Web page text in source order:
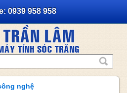
0939 958 958
nghệ